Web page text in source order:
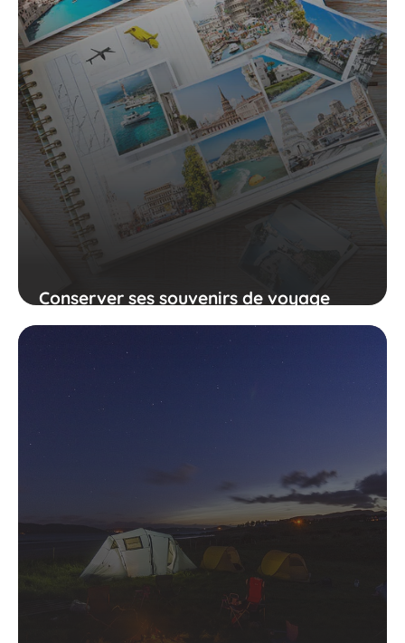
Conserver ses souvenirs de voyage
pour prolonger l'émotion